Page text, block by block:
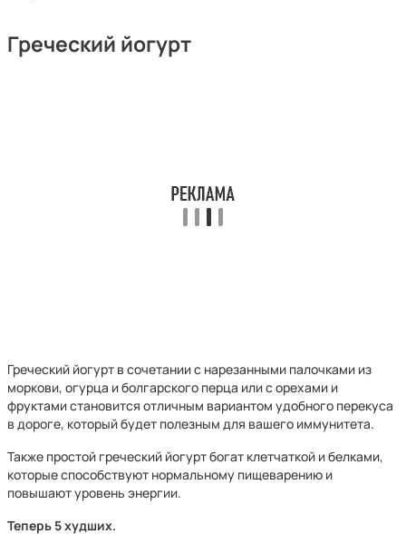
Греческий йогурт
Греческий йогурт в сочетании с нарезанными палочками из
моркови, огурца и болгарского перца или с орехами и
фруктами становится отличным вариантом удобного перекуса
в дороге, который будет полезным для вашего иммунитета.
Также простой греческий йогурт богат клетчаткой и белками,
которые способствуют нормальному пищеварению и
повышают уровень энергии.
Теперь 5 худших.